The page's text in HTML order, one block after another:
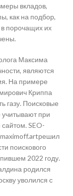
вкладов,
как на подбор,
порочащих их
Максима
являются
На примере
Криппа
газу. Поисковые
при
SEO-
поискового
2022 году.
родился
уволился с